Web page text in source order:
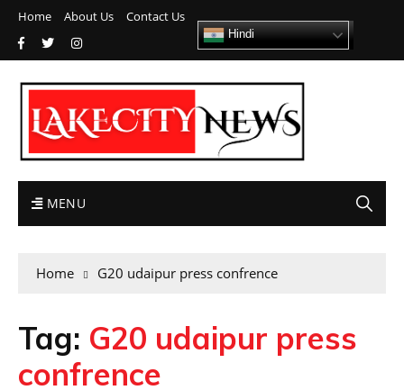
Home About Us Contact Us
Hindi
MENU
Home G20 udaipur press confrence
Tag: G20 udaipur press
confrence